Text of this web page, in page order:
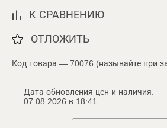
К СРАВНЕНИЮ
ОТЛОЖИТЬ
Код товара — 70076 (называйте при
Дата обновления цен и наличия:
07.08.2026 в 18:41